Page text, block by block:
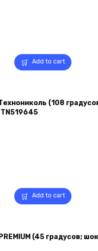
Add to cart
(108
Add to cart
(45 градусов;